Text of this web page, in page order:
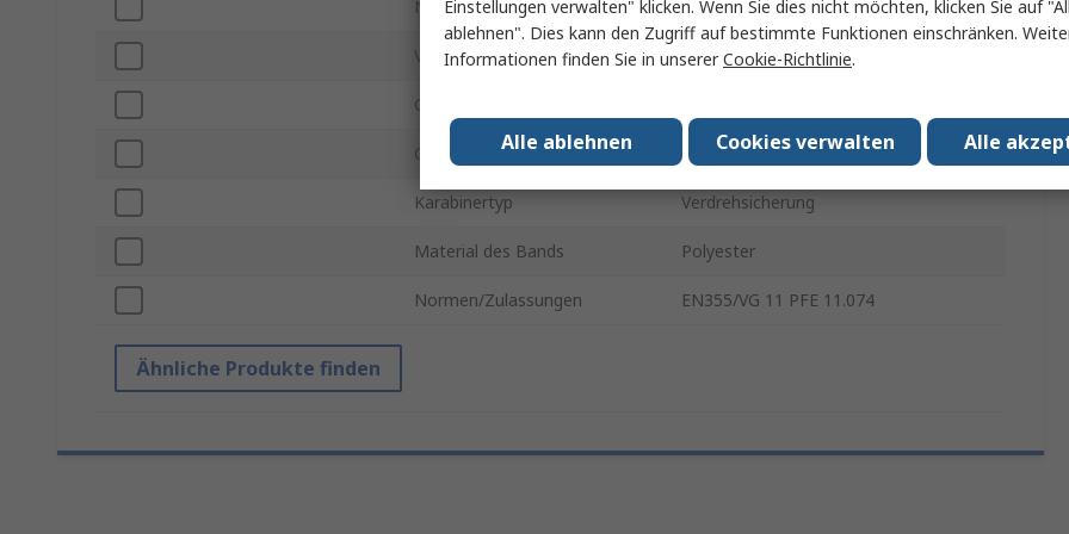
Nutzungszweck Fallschutz
Verstellbar Nein
Gurtverbindung
Gewichtsbelastung 0.87kg
Karabinertyp Verdrehsicherung
Material des Bands Polyester
Normen/Zulassungen EN355/VG 11 PFE 11.074
Ähnliche Produkte finden
Einstellungen verwalten" klicken. Wenn Sie dies nicht möchten, klicken Sie auf
ablehnen". Dies kann den Zugriff auf bestimmte Funktionen einschränken.
Informationen finden Sie in unsererCookie-Richtlinie.
Alle
Cookies verwalten
Alle ablehnen